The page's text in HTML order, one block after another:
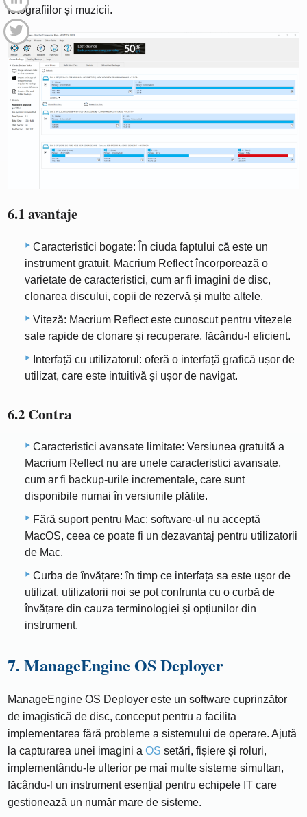
fotografiilor și muzicii.
6.1 avantaje
Caracteristici bogate: În ciuda faptului că este un
instrument gratuit, Macrium Reflect încorporează o
varietate de caracteristici, cum ar fi imagini de disc,
clonarea discului, copii de rezervă și multe altele.
Viteză: Macrium Reflect este cunoscut pentru vitezele
sale rapide de clonare și recuperare, făcându-l eficient.
Interfață cu utilizatorul: oferă o interfață grafică ușor de
utilizat, care este intuitivă și ușor de navigat.
6.2 Contra
Caracteristici avansate limitate: Versiunea gratuită a
Macrium Reflect nu are unele caracteristici avansate,
cum ar fi backup-urile incrementale, care sunt
disponibile numai în versiunile plătite.
Fără suport pentru Mac: software-ul nu acceptă
MacOS, ceea ce poate fi un dezavantaj pentru utilizatorii
de Mac.
Curba de învățare: în timp ce interfața sa este ușor de
utilizat, utilizatorii noi se pot confrunta cu o curbă de
învățare din cauza terminologiei și opțiunilor din
instrument.
7. ManageEngine OS Deployer
ManageEngine OS Deployer este un software cuprinzător
de imagistică de disc, conceput pentru a facilita
implementarea fără probleme a sistemului de operare. Ajută
la capturarea unei imagini aOS setări, fișiere și roluri,
implementându-le ulterior pe mai multe sisteme simultan,
făcându-l un instrument esențial pentru echipele IT care
gestionează un număr mare de sisteme.